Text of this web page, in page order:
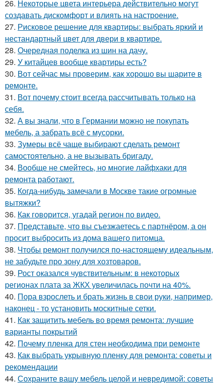
26. Некоторые цвета интерьера действительно могут
создавать дискомфорт и влиять на настроение.
27. Рисковое решение для квартиры: выбрать яркий и
нестандартный цвет для двери в квартире.
28. Очередная поделка из шин на дачу.
29. У китайцев вообще квартиры есть?
30. Вот сейчас мы проверим, как хорошо вы шарите в
ремонте.
31. Вот почему стоит всегда рассчитывать только на
себя.
32. А вы знали, что в Германии можно не покупать
мебель, а забрать всё с мусорки.
33. Зумеры всё чаще выбирают сделать ремонт
самостоятельно, а не вызывать бригаду.
34. Вообще не смейтесь, но многие лайфхаки для
ремонта работают.
35. Когда-нибудь замечали в Москве такие огромные
вытяжки?
36. Как говорится, угадай регион по видео.
37. Представьте, что вы съезжаетесь с партнёром, а он
просит выбросить из дома вашего питомца.
38. Чтобы ремонт получился по-настоящему идеальным,
не забудьте про зону для хозтоваров.
39. Рост оказался чувствительным: в некоторых
регионах плата за ЖКХ увеличилась почти на 40%.
40. Пора взрослеть и брать жизнь в свои руки, например,
наконец - то установить москитные сетки.
41. Как защитить мебель во время ремонта: лучшие
варианты покрытий
42. Почему пленка для стен необходима при ремонте
43. Как выбрать укрывную пленку для ремонта: советы и
рекомендации
44. Сохраните вашу мебель целой и невредимой: советы